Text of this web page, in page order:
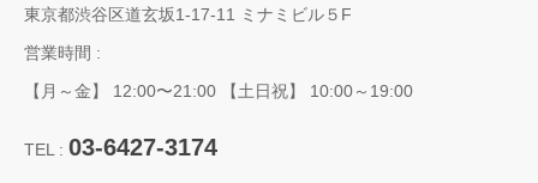
東京都渋谷区道玄坂1-17-11 ミナミビル５F
営業時間 :
【月～金】 12:00〜21:00 【土日祝】 10:00～19:00
TEL : 03-6427-3174